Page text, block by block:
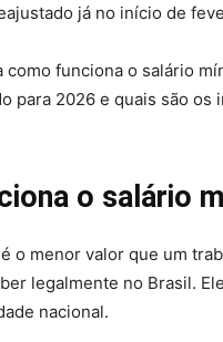
já no início de
como funciona o salário
para 2026 e quais são os
o salário
o menor valor que um
legalmente no Brasil.
nacional.